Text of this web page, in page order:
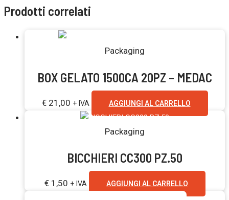
Prodotti correlati
Packaging
BOX GELATO 1500CA 20PZ – MEDAC
€21,00 + IVA AGGIUNGI AL CARRELLO
Packaging
BICCHIERI CC300 PZ.50
€1,50 + IVA AGGIUNGI AL CARRELLO